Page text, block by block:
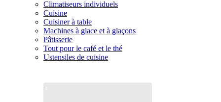
Climatiseurs individuels
Cuisine
Cuisiner à table
Machines à glace et à glaçons
Pâtisserie
Tout pour le café et le thé
Ustensiles de cuisine